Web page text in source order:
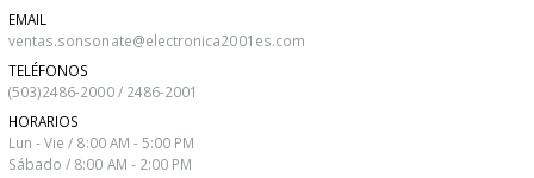
EMAIL
ventas.sonsonate@electronica2001es.com
TELÉFONOS
(503)2486-2000 / 2486-2001
HORARIOS
Lun - Vie / 8:00 AM - 5:00 PM
Sábado / 8:00 AM - 2:00 PM